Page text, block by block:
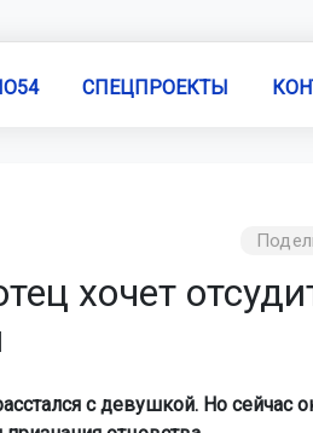
СПЕЦПРОЕКТЫ
хочет
с девушкой. Но сейчас